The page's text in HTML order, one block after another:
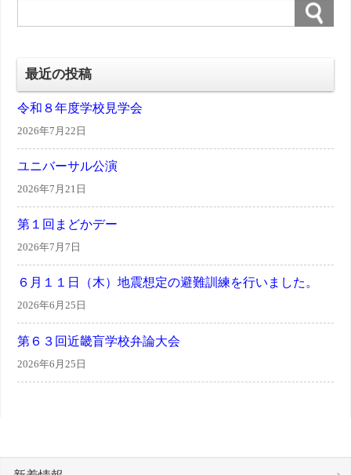
最近の投稿
令和８年度学校見学会
2026年7月22日
ユニバーサル公演
2026年7月21日
第１回まどかデー
2026年7月7日
６月１１日（木）地震想定の避難訓練を行いました。
2026年6月25日
第６３回近畿盲学校弁論大会
2026年6月25日